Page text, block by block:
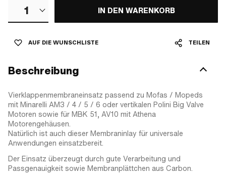
1 IN DEN WARENKORB
AUF DIE WUNSCHLISTE TEILEN
Beschreibung
Vierklappenmembraneinsatz passend zu Mofas / Mopeds
mit Minarelli AM3 / 4 / 5 / 6 oder vertikalen Polini Big Valve
Motoren sowie für MBK 51, AV10 mit Athena
Motorengehäusen.
Natürlich ist auch dieser Membraninlay für universale
Anwendungen einsatzbereit.
Der Einsatz überzeugt durch gute Verarbeitung und
Passgenauigkeit sowie Membranplättchen aus Carbon.